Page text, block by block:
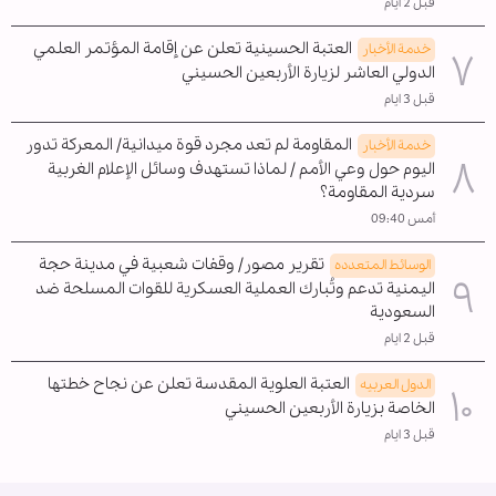
خدمة الأخبار
العتبة الحسينية تعلن عن إقامة المؤتمر العلمي
الدولي العاشر لزيارة الأربعين الحسيني
قبل 3 ايام
خدمة الأخبار
المقاومة لم تعد مجرد قوة ميدانية/ المعركة تدور
اليوم حول وعي الأمم / لماذا تستهدف وسائل الإعلام الغربية
سردية المقاومة؟
أمس 09:40
الوسائط المتعدده تقرير مصور/ وقفات شعبية في مدينة حجة
اليمنية تدعم وتُبارك العملية العسكرية للقوات المسلحة ضد
السعودية
قبل 2 ايام
الدول العربیه العتبة العلوية المقدسة تعلن عن نجاح خطتها
الخاصة بزيارة الأربعين الحسيني
قبل 3 ايام